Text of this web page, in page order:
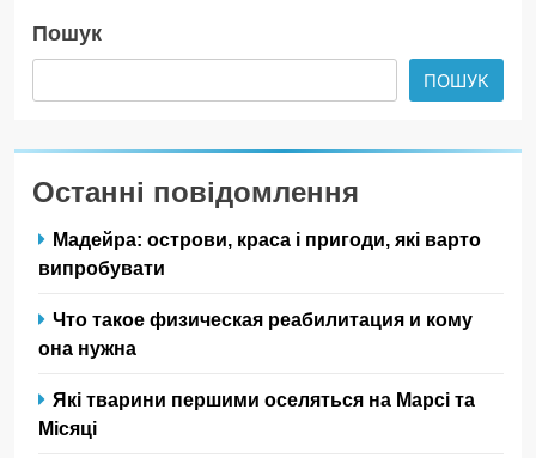
Пошук
ПОШУК
Останні повідомлення
Мадейра: острови, краса і пригоди, які варто
випробувати
Что такое физическая реабилитация и кому
она нужна
Які тварини першими оселяться на Марсі та
Місяці